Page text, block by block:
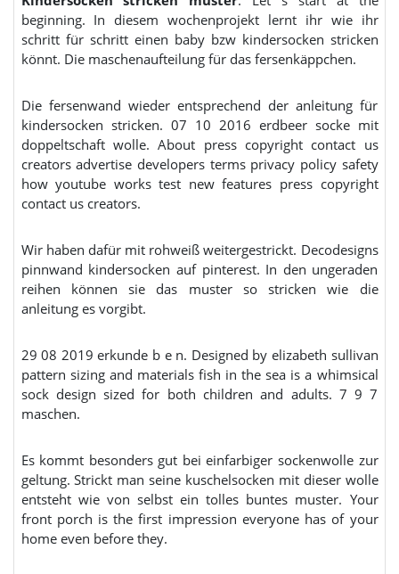
beginning. In diesem wochenprojekt lernt ihr wie ihr
schritt für schritt einen baby bzw kindersocken stricken
könnt. Die maschenaufteilung für das fersenkäppchen.
Die fersenwand wieder entsprechend der anleitung für
kindersocken stricken. 07 10 2016 erdbeer socke mit
doppeltschaft wolle. About press copyright contact us
creators advertise developers terms privacy policy safety
how youtube works test new features press copyright
contact us creators.
Wir haben dafür mit rohweiß weitergestrickt. Decodesigns
pinnwand kindersocken auf pinterest. In den ungeraden
reihen können sie das muster so stricken wie die
anleitung es vorgibt.
29 08 2019 erkunde b e n. Designed by elizabeth sullivan
pattern sizing and materials fish in the sea is a whimsical
sock design sized for both children and adults. 7 9 7
maschen.
Es kommt besonders gut bei einfarbiger sockenwolle zur
geltung. Strickt man seine kuschelsocken mit dieser wolle
entsteht wie von selbst ein tolles buntes muster. Your
front porch is the first impression everyone has of your
home even before they.